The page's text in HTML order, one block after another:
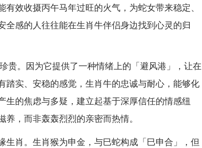
效收摄丙午马年过旺的火气，为蛇女带来稳定、
全感的人往往能在生肖牛伴侣身边找到心灵的归
贵。因为它提供了一种情绪上的「避风港」，让在
踏实、安稳的感觉，生肖牛的忠诚与耐心，能够化
生的焦虑与多疑，建立起基于深厚信任的情感纽
，而非轰轰烈烈的亲密而热情。
生肖。生肖猴为申金，与巳蛇构成「巳申合」，但